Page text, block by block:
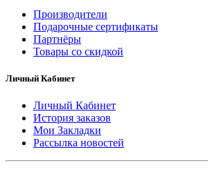
Производители
Подарочные сертификаты
Партнёры
Товары со скидкой
Личный Кабинет
Личный Кабинет
История заказов
Мои Закладки
Рассылка новостей